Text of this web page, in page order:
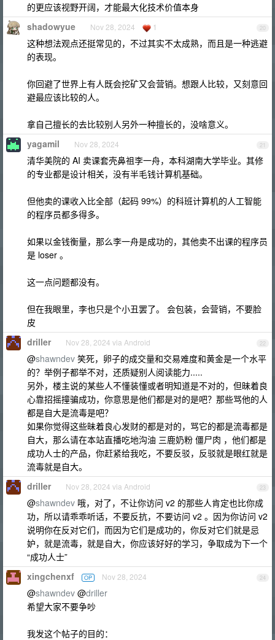
的更应该视野开阔，才能最大化技术价值本身
20
shadowyue Nov 28, 2024 1
这种想法观点还挺常见的，不过其实不太成熟，而且是一种逃避
的表现。
你回避了世界上有人既会挖矿又会营销。想跟人比较，又刻意回
避最应该比较的人。
拿自己擅长的去比较别人另外一种擅长的，没啥意义。
21
yagamil Nov 28, 2024
清华美院的 AI 卖课套壳鼻祖李一舟，本科湖南大学毕业。其修
的专业都是设计相关，没有半毛钱计算机基础。
但他卖的课收入比全部（起码 99%）的科班计算机的人工智能
的程序员都多得多。
如果以金钱衡量，那么李一舟是成功的，其他卖不出课的程序员
是 loser 。
这一点问题都没有。
但在我眼里，李也只是个小丑罢了。 会包装，会营销，不要脸
皮
22
driller Nov 28, 2024 via Android
@shawndev 笑死，卵子的成交量和交易难度和黄金是一个水平
的？举例子都举不对，还质疑别人阅读能力.....
另外，楼主说的某些人不懂装懂或者明知道是不对的，但昧着良
心靠招摇撞骗成功，你意思是他们都是对的是吧？那些骂他的人
都是自大是流毒是吧？
如果你觉得这些昧着良心发财的都是对的，骂它的都是流毒都是
自大，那么请在本站直播吃地沟油 三鹿奶粉 僵尸肉 ，他们都是
成功人士的产品，你赶紧给我吃，不要反驳，反驳就是眼红就是
流毒就是自大。
23
driller Nov 28, 2024 via Android
@shawndev 哦，对了，不让你访问 v2 的那些人肯定也比你成
功，所以请乖乖听话，不要反抗，不要访问 v2 。因为你访问 v2
说明你在反对它们，而因为它们是成功的，你反对它们就是忌
妒，就是流毒，就是自大，你应该好好的学习，争取成为下一个
“成功人士”
24
xingchenxf OP Nov 28, 2024
@shawndev @driller
希望大家不要争吵
我发这个帖子的目的：